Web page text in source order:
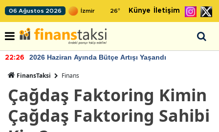
06 Ağustos 2026 26° Künye İletişim
22:26 2026 Haziran Ayında Bütçe Artışı Yaşandı
FinansTaksi Finans
Çağdaş Faktoring Kimin
Çağdaş Faktoring Sahibi